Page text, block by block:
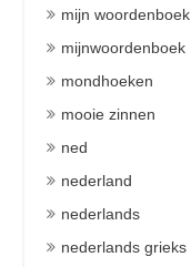
mijn woordenboek
mijnwoordenboek
mondhoeken
mooie zinnen
ned
nederland
nederlands
nederlands grieks